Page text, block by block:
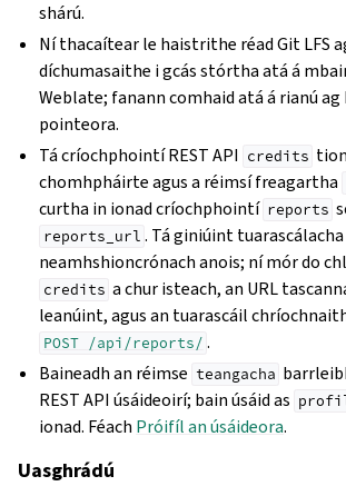
shárú.
Ní thacaítear le haistrithe réad Git LFS
díchumasaithe i gcás stórtha atá á
Weblate; fanann comhaid atá á rianú ag
pointeora.
Tá críochphointí REST API credits
chomhpháirte agus a réimsí freagartha
curtha in ionad críochphointí reports
reports_url . Tá giniúint
neamhshioncrónach anois; ní mór do
credits a chur isteach, an URL
leanúint, agus an tuarascáil
POST /api/reports/ .
Baineadh an réimse teangacha
REST API úsáideoirí; bain úsáid as
ionad. Féach Próifíl an úsáideora.
Uasghrádú